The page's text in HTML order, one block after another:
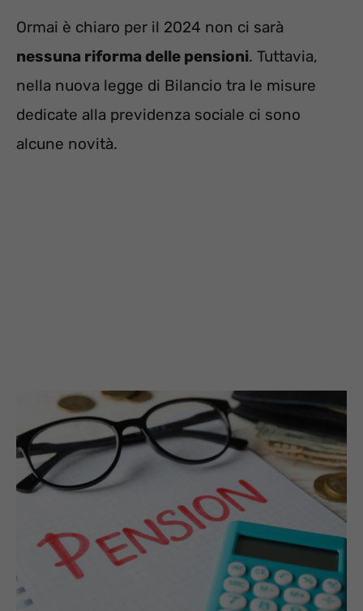
Ormai è chiaro per il 2024 non ci sarà
nessuna riforma delle pensioni. Tuttavia,
nella nuova legge di Bilancio tra le misure
dedicate alla previdenza sociale ci sono
alcune novità.